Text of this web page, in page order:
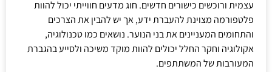
עצמית ורוכשים כישורים חדשים. חוג מדעים חווייתי יכול להוות
פלטפורמה מצוינת להעברת ידע, אך יש להבין את הצרכים
והתחומים המעניינים את בני הנוער. נושאים כמו טכנולוגיה,
אקולוגיה וחקר החלל יכולים להוות מוקד משיכה ולסייע בהגברת
המעורבות של המשתתפים.